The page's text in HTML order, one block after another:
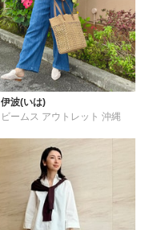
伊波(いは)
ビームス アウトレット 沖縄